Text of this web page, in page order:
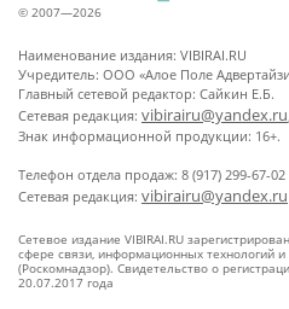
© 2007—2026
Наименование издания: VIBIRAI.RU
Учредитель: ООО «Алое Поле
Главный сетевой редактор: Сайкин Е.Б.
Сетевая редакция: vibirairu@yandex.ru
Знак информационной продукции: 16+.
Телефон отдела продаж: 8 (917) 299-67-02
Сетевая редакция: vibirairu@yandex.ru
Сетевое издание VIBIRAI.RU
сфере связи, информационных технологий
(Роскомнадзор). Свидетельство о
20.07.2017 года